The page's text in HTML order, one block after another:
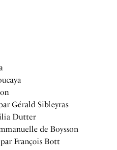
Gérald Sibleyras
Dutter
de Boysson
François Bott